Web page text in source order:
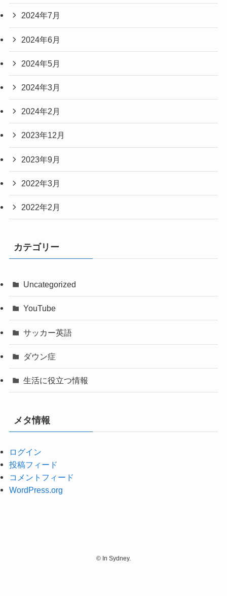
2024年7月
2024年6月
2024年5月
2024年3月
2024年2月
2023年12月
2023年9月
2022年3月
2022年2月
カテゴリー
Uncategorized
YouTube
サッカー英語
ダウン症
生活に役立つ情報
メタ情報
ログイン
投稿フィード
コメントフィード
WordPress.org
© In Sydney.